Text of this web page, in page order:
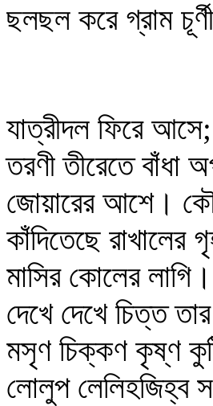
ছলছল করে গ্রাম
যাত্রীদল ফিরে
তরণী তীরেতে বাঁধা
জোয়ারের আশে।
কাঁদিতেছে রাখালের
মাসির কোলের
দেখে দেখে চিত্ত
মসৃণ চিক্কণ কৃষ্ণ
লোলুপ লেলিহজিহ্ব